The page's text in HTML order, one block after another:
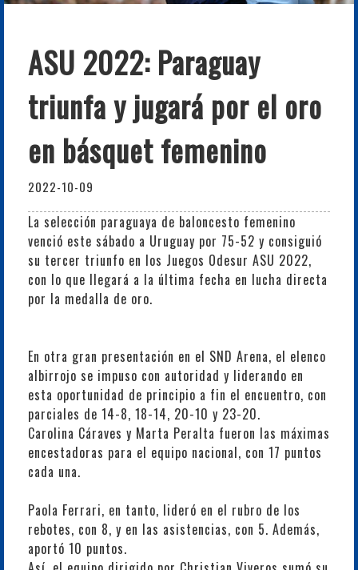
ASU 2022: Paraguay
triunfa y jugará por el oro
en básquet femenino
2022-10-09
La selección paraguaya de baloncesto femenino
venció este sábado a Uruguay por 75-52 y consiguió
su tercer triunfo en los Juegos Odesur ASU 2022,
con lo que llegará a la última fecha en lucha directa
por la medalla de oro.
En otra gran presentación en el SND Arena, el elenco
albirrojo se impuso con autoridad y liderando en
esta oportunidad de principio a fin el encuentro, con
parciales de 14-8, 18-14, 20-10 y 23-20.
Carolina Cáraves y Marta Peralta fueron las máximas
encestadoras para el equipo nacional, con 17 puntos
cada una.
Paola Ferrari, en tanto, lideró en el rubro de los
rebotes, con 8, y en las asistencias, con 5. Además,
aportó 10 puntos.